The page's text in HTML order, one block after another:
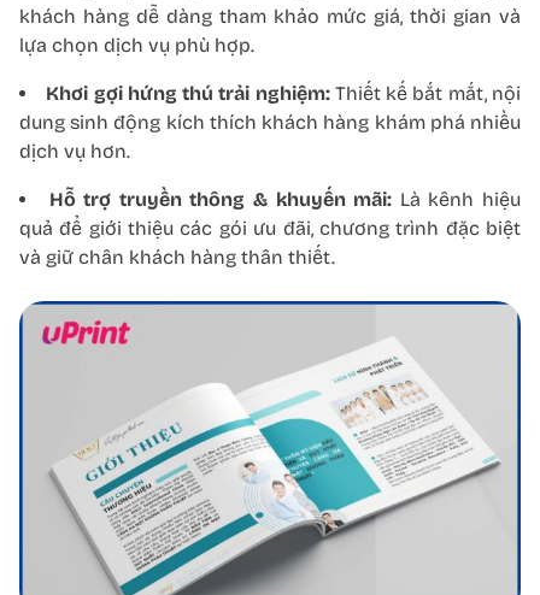
khách hàng dễ dàng tham khảo mức giá, thời gian và
lựa chọn dịch vụ phù hợp.
Khơi gợi hứng thú trải nghiệm: Thiết kế bắt mắt, nội
dung sinh động kích thích khách hàng khám phá nhiều
dịch vụ hơn.
Hỗ trợ truyền thông & khuyến mãi: Là kênh hiệu
quả để giới thiệu các gói ưu đãi, chương trình đặc biệt
và giữ chân khách hàng thân thiết.